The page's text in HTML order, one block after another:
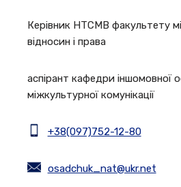
Керівник НТСМВ факультету
відносин і права
аспірант кафедри іншомовної
міжкультурної комунікації
+38(097)752-12-80
osadchuk_nat@ukr.net